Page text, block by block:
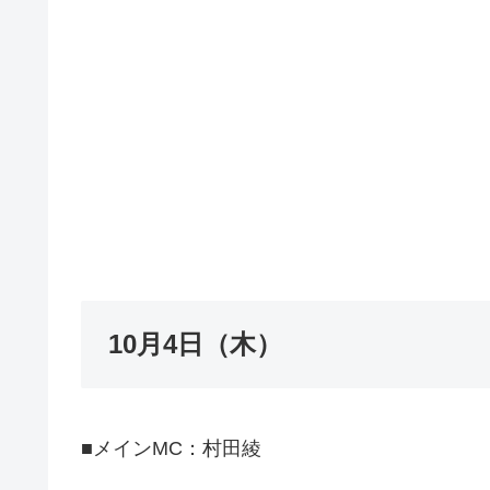
10月4日（木）
■メインMC：村田綾